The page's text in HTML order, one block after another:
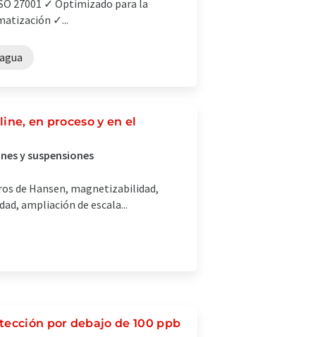
27001 ✓ Optimizado para la
✓...
en proceso y en el
y suspensiones
de Hansen, magnetizabilidad,
ampliación de escala...
por debajo de 100 ppb